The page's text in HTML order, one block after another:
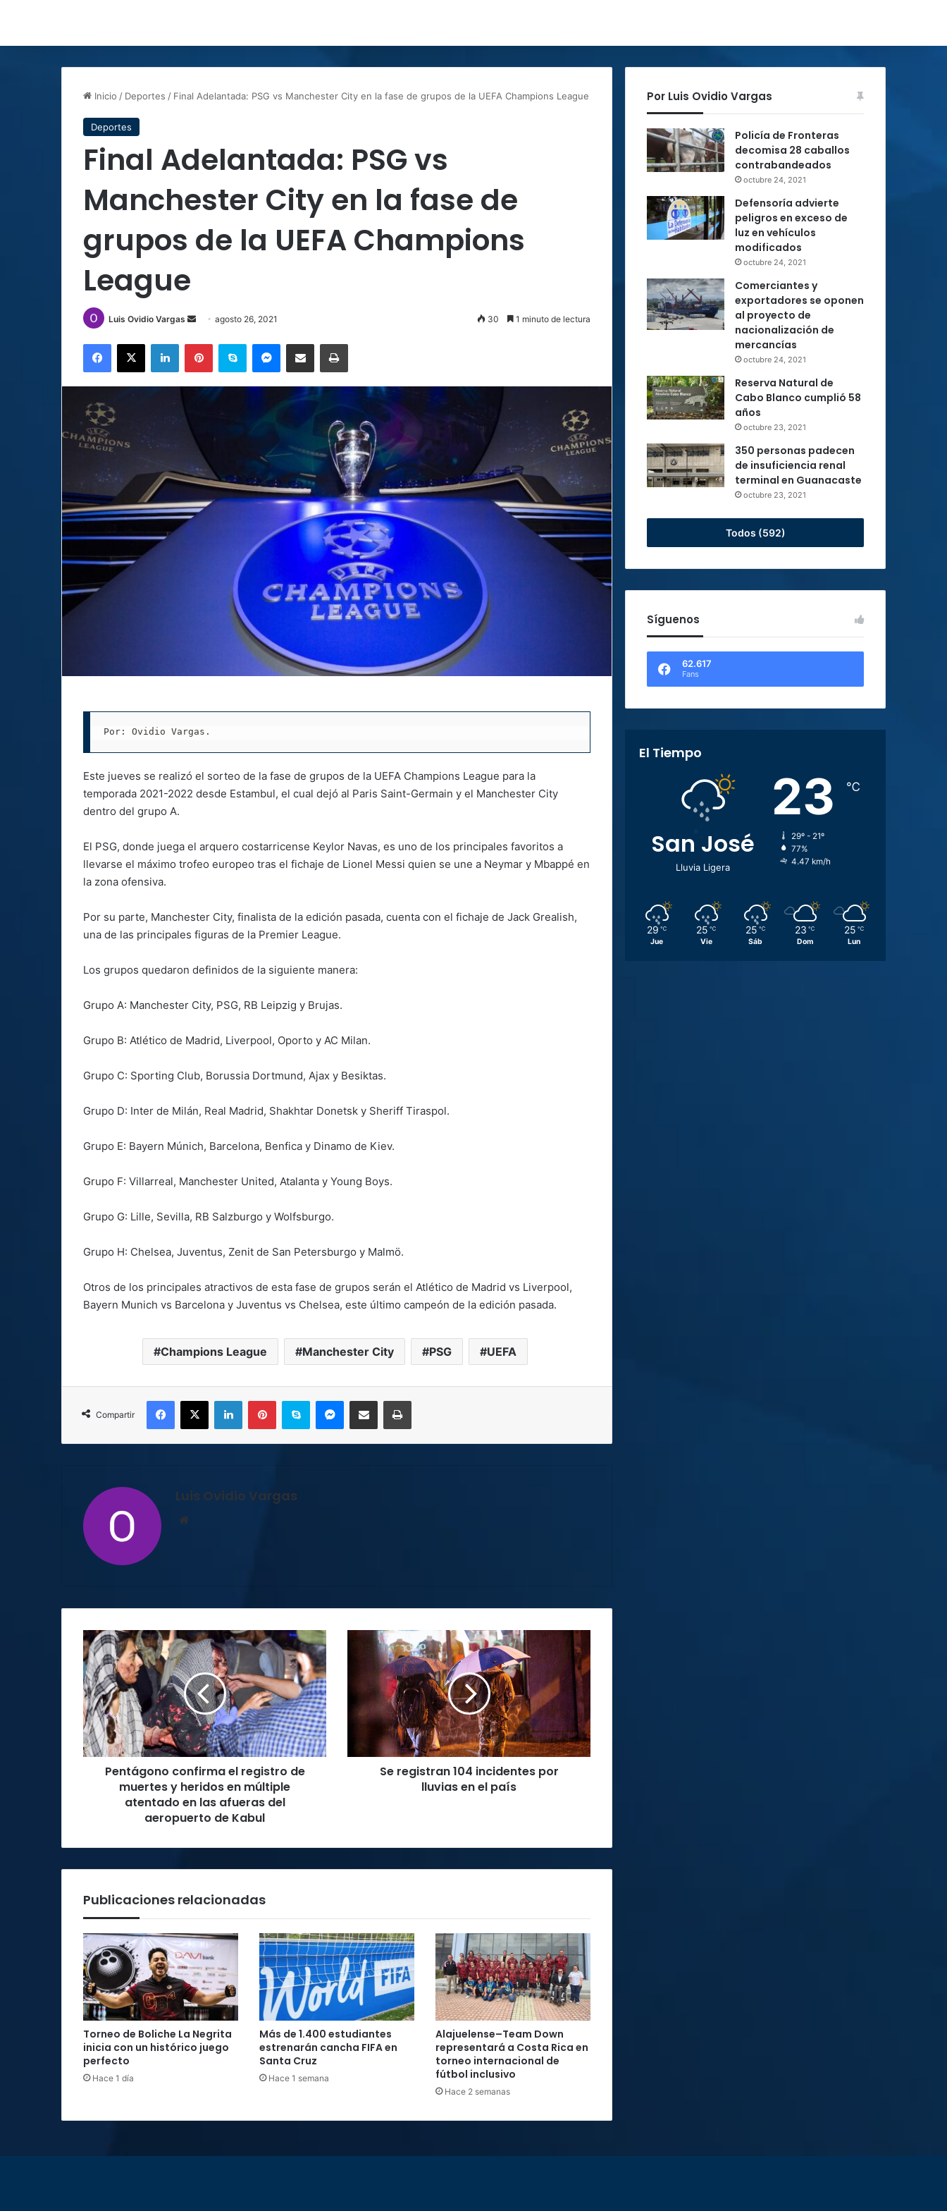
Inicio / Deportes / Final Adelantada: PSG vs Manchester City en la fase de grupos de la UEFA Champions League
Deportes
Final Adelantada: PSG vs
Manchester City en la fase de
grupos de la UEFA Champions
League
Luis Ovidio Vargas
Send
email
agosto 26, 2021 30 1 minuto de lectura
Facebook
X LinkedInPinterestSkype MessengerCompartir por correo electrónicoImprimir
Por: Ovidio Vargas.
Este jueves se realizó el sorteo de la fase de grupos de la UEFA Champions League para la
temporada 2021-2022 desde Estambul, el cual dejó al Paris Saint-Germain y el Manchester City
dentro del grupo A.
El PSG, donde juega el arquero costarricense Keylor Navas, es uno de los principales favoritos a
llevarse el máximo trofeo europeo tras el fichaje de Lionel Messi quien se une a Neymar y Mbappé en
la zona ofensiva.
Por su parte, Manchester City, finalista de la edición pasada, cuenta con el fichaje de Jack Grealish,
una de las principales figuras de la Premier League.
Los grupos quedaron definidos de la siguiente manera:
Grupo A: Manchester City, PSG, RB Leipzig y Brujas.
Grupo B: Atlético de Madrid, Liverpool, Oporto y AC Milan.
Grupo C: Sporting Club, Borussia Dortmund, Ajax y Besiktas.
Grupo D: Inter de Milán, Real Madrid, Shakhtar Donetsk y Sheriff Tiraspol.
Grupo E: Bayern Múnich, Barcelona, Benfica y Dinamo de Kiev.
Grupo F: Villarreal, Manchester United, Atalanta y Young Boys.
Grupo G: Lille, Sevilla, RB Salzburgo y Wolfsburgo.
Grupo H: Chelsea, Juventus, Zenit de San Petersburgo y Malmö.
Otros de los principales atractivos de esta fase de grupos serán el Atlético de Madrid vs Liverpool,
Bayern Munich vs Barcelona y Juventus vs Chelsea, este último campeón de la edición pasada.
Champions League Manchester City PSG UEFA
Compartir
Facebook
X LinkedInPinterestSkype MessengerCompartir por correo electrónicoImprimir
Luis Ovidio Vargas
Pentágono
confirma
el
registro
de
muertes
y
heridos
en
múltiple
atentado
de
Pentágono confirma el registro de
muertes y heridos en múltiple
atentado en las afueras del
aeropuerto de Kabul
registran
incidentes
por
lluvias
país
Se registran 104 incidentes por
lluvias en el país
Publicaciones relacionadas
Torneo de Boliche La Negrita
inicia con un histórico juego
perfecto
Hace 1 día
Más de 1.400 estudiantes
estrenarán cancha FIFA en
Santa Cruz
Hace 1 semana
Alajuelense–Team Down
representará a Costa Rica en
torneo internacional de
fútbol inclusivo
Hace 2 semanas
Por Luis Ovidio Vargas
Policía de Fronteras
decomisa 28 caballos
contrabandeados
octubre 24, 2021
Defensoría advierte
peligros en exceso de
luz en vehículos
modificados
octubre 24, 2021
Comerciantes y
exportadores se oponen
al proyecto de
nacionalización de
mercancías
octubre 24, 2021
Reserva Natural de
Cabo Blanco cumplió 58
años
octubre 23, 2021
350 personas padecen
de insuficiencia renal
terminal en Guanacaste
octubre 23, 2021
Todos (592)
Síguenos
62.617
Fans
El Tiempo
San José
Lluvia Ligera
23 ℃
29º - 21º
77%
4.47 km/h
29 ℃
Jue
25 ℃
Vie
25 ℃
Sáb
23 ℃
Dom
25 ℃
Lun